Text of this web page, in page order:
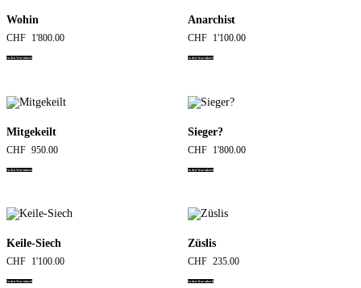
Wohin
CHF 1'800.00
In den Warenkorb
Anarchist
CHF 1'100.00
In den Warenkorb
Mitgekeilt
CHF 950.00
In den Warenkorb
Sieger?
CHF 1'800.00
In den Warenkorb
Keile-Siech
CHF 1'100.00
In den Warenkorb
Züslis
CHF 235.00
In den Warenkorb